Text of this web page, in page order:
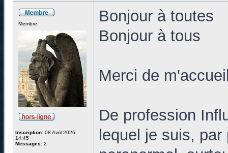
Membre
Inscription: 08 Avril 2026,
14:45
Messages: 2
Bonjour à toutes
Bonjour à tous
Merci de
De profession
lequel je suis,